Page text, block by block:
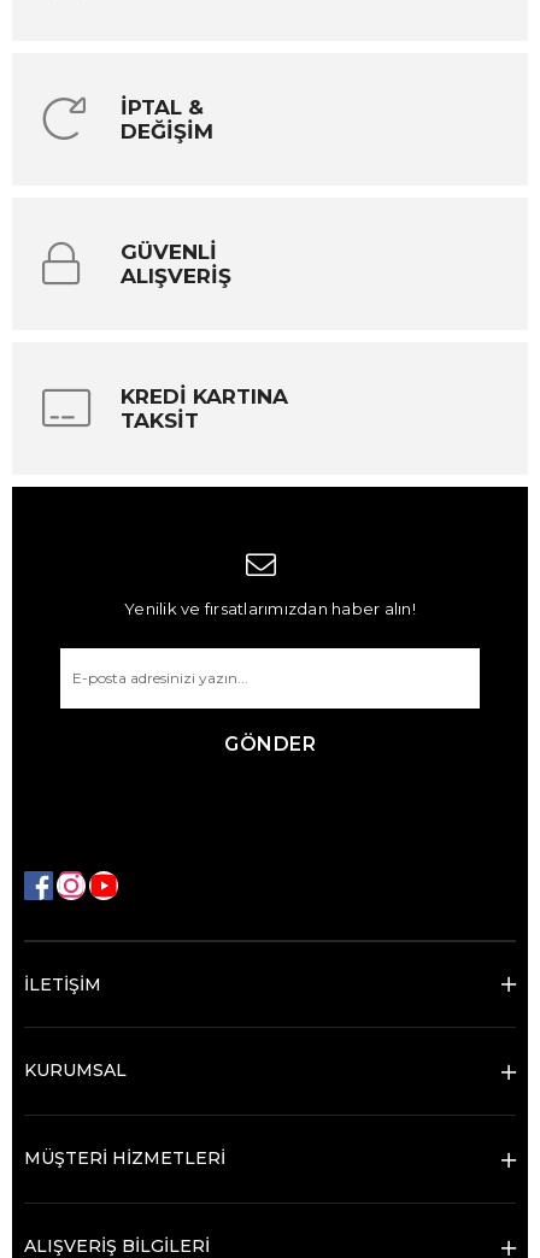
İPTAL &
DEĞİŞİM
GÜVENLİ
ALIŞVERİŞ
KREDİ KARTINA
TAKSİT
Yenilik ve fırsatlarımızdan haber alın!
GÖNDER
İLETİŞİM
KURUMSAL
MÜŞTERİ HİZMETLERİ
ALIŞVERİŞ BİLGİLERİ